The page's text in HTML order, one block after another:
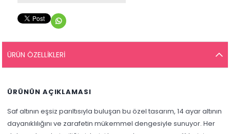
ÜRÜN ÖZELLIKLERI
ÜRÜNÜN AÇIKLAMASI
Saf altının eşsiz parıltısıyla buluşan bu özel tasarım, 14 ayar altının
dayanıklılığını ve zarafetin mükemmel dengesiyle sunuyor. Her